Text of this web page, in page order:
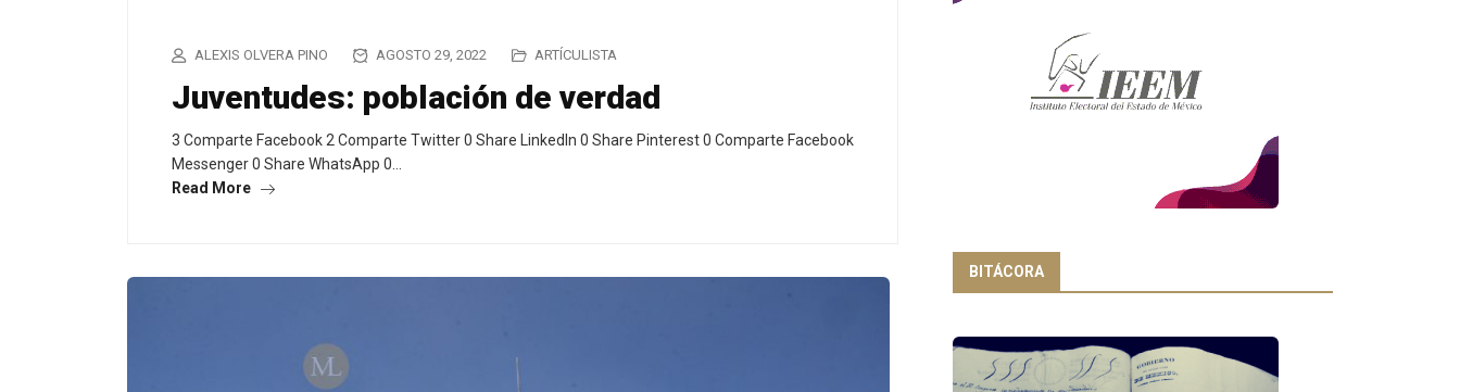
ALEXIS OLVERA PINO AGOSTO 29, 2022 ARTÍCULISTA
Juventudes: población de verdad
3 Comparte Facebook 2 Comparte Twitter 0 Share LinkedIn 0 Share Pinterest 0 Comparte Facebook
Messenger 0 Share WhatsApp 0…
Read More
BITÁCORA